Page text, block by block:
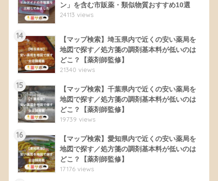
ン」を含む市販薬・類似物質おすすめ10選
24113 views
14
【マップ検索】埼玉県内で近くの安い薬局を
地図で探す／処方箋の調剤基本料が低いのは
どこ？【薬剤師監修】
21340 views
15
【マップ検索】千葉県内で近くの安い薬局を
地図で探す／処方箋の調剤基本料が低いのは
どこ？【薬剤師監修】
19739 views
16
【マップ検索】愛知県内で近くの安い薬局を
地図で探す／処方箋の調剤基本料が低いのは
どこ？【薬剤師監修】
17176 views